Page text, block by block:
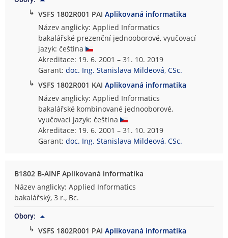
↳ VSFS 1802R001 PAIAplikovaná informatika
Název anglicky: Applied Informatics
bakalářské prezenční jednooborové, vyučovací
jazyk: čeština
Akreditace: 19. 6. 2001 – 31. 10. 2019
Garant:doc. Ing. Stanislava Mildeová, CSc.
↳ VSFS 1802R001 KAIAplikovaná informatika
Název anglicky: Applied Informatics
bakalářské kombinované jednooborové,
vyučovací jazyk: čeština
Akreditace: 19. 6. 2001 – 31. 10. 2019
Garant:doc. Ing. Stanislava Mildeová, CSc.
B1802 B-AINF Aplikovaná informatika
Název anglicky: Applied Informatics
bakalářský, 3 r., Bc.
Obory:
↳ VSFS 1802R001 PAIAplikovaná informatika